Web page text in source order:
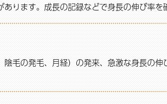
ります。成長の記録などで身長の伸び率
毛の発毛、月経）の発来、急激な身長の